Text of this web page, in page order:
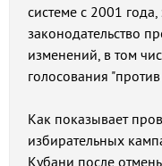
системе с 2001
законодательство
изменений, в том
голосования "против
Как показывает
избирательных
Кубани после